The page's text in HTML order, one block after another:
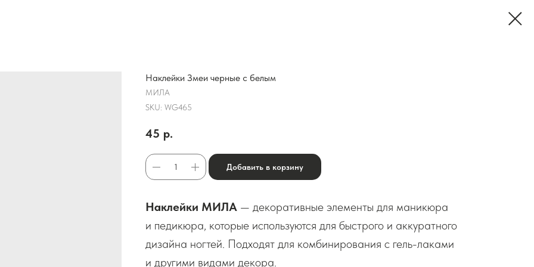
Наклейки Змеи черные с белым
МИЛА
SKU: WG465
45 р.
Добавить в корзину
Наклейки МИЛА — декоративные элементы для маникюра
и педикюра, которые используются для быстрого и аккуратного
дизайна ногтей. Подходят для комбинирования с гель-лаками
и другими видами декора.